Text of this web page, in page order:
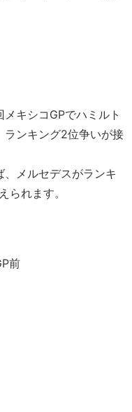
キシコGPでハミルト
ランキング2位争いが接
メルセデスがランキ
られます。
前